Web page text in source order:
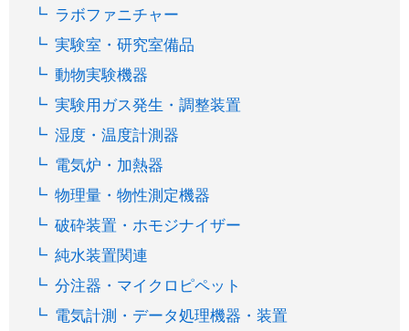
ラボファニチャー
実験室・研究室備品
動物実験機器
実験用ガス発生・調整装置
湿度・温度計測器
電気炉・加熱器
物理量・物性測定機器
破砕装置・ホモジナイザー
純水装置関連
分注器・マイクロピペット
電気計測・データ処理機器・装置